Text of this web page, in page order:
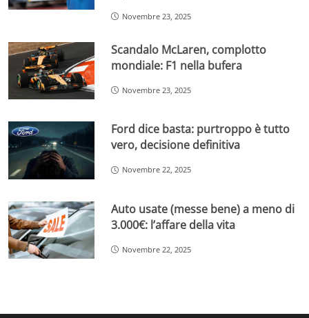
Novembre 23, 2025
Scandalo McLaren, complotto
mondiale: F1 nella bufera
Novembre 23, 2025
Ford dice basta: purtroppo è tutto
vero, decisione definitiva
Novembre 22, 2025
Auto usate (messe bene) a meno di
3.000€: l’affare della vita
Novembre 22, 2025